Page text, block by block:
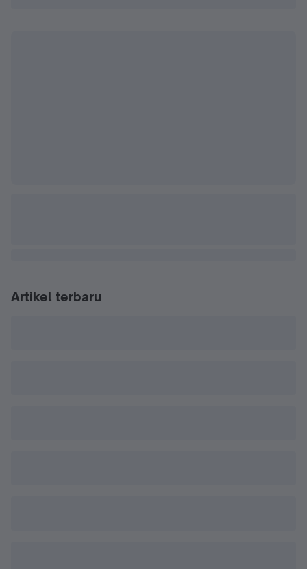
Artikel terbaru